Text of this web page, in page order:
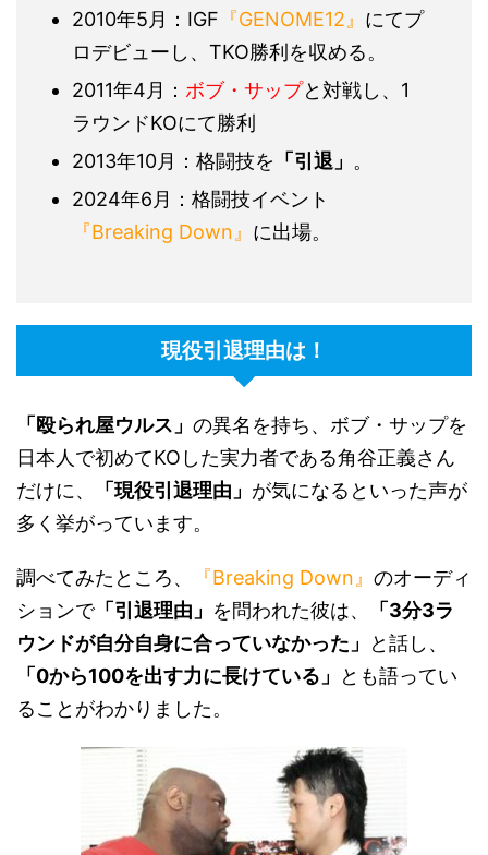
2010年5月：IGF 『GENOME12』 にてプ
ロデビューし、TKO勝利を収める。
2011年4月： ボブ・サップと対戦し、1
ラウンドKOにて勝利
2013年10月：格闘技を 「引退」 。
2024年6月：格闘技イベント
『Breaking Down』 に出場。
現役引退理由は！
「殴られ屋ウルス」 の異名を持ち、ボブ・サップを
日本人で初めてKOした実力者である角谷正義さん
だけに、
「現役引退理由」 が気になるといった声が
多く挙がっています。
調べてみたところ、 『Breaking Down』 のオーディ
ションで「引退理由」 を問われた彼は、
「3分3ラ
ウンドが自分自身に合っていなかった」
と話し、
「0から100を出す力に長けている」
とも語ってい
ることがわかりました。